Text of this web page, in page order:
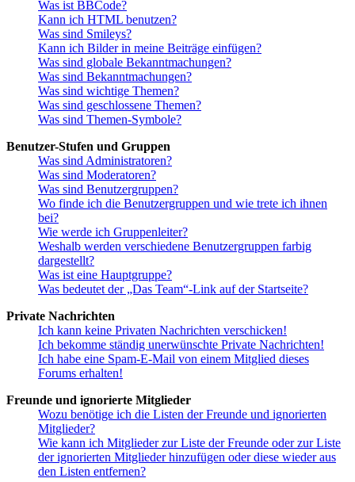
Was ist BBCode?
Kann ich HTML benutzen?
Was sind Smileys?
Kann ich Bilder in meine Beiträge einfügen?
Was sind globale Bekanntmachungen?
Was sind Bekanntmachungen?
Was sind wichtige Themen?
Was sind geschlossene Themen?
Was sind Themen-Symbole?
Benutzer-Stufen und Gruppen
Was sind Administratoren?
Was sind Moderatoren?
Was sind Benutzergruppen?
Wo finde ich die Benutzergruppen und wie trete ich ihnen
bei?
Wie werde ich Gruppenleiter?
Weshalb werden verschiedene Benutzergruppen farbig
dargestellt?
Was ist eine Hauptgruppe?
Was bedeutet der „Das Team“-Link auf der Startseite?
Private Nachrichten
Ich kann keine Privaten Nachrichten verschicken!
Ich bekomme ständig unerwünschte Private Nachrichten!
Ich habe eine Spam-E-Mail von einem Mitglied dieses
Forums erhalten!
Freunde und ignorierte Mitglieder
Wozu benötige ich die Listen der Freunde und ignorierten
Mitglieder?
Wie kann ich Mitglieder zur Liste der Freunde oder zur Liste
der ignorierten Mitglieder hinzufügen oder diese wieder aus
den Listen entfernen?